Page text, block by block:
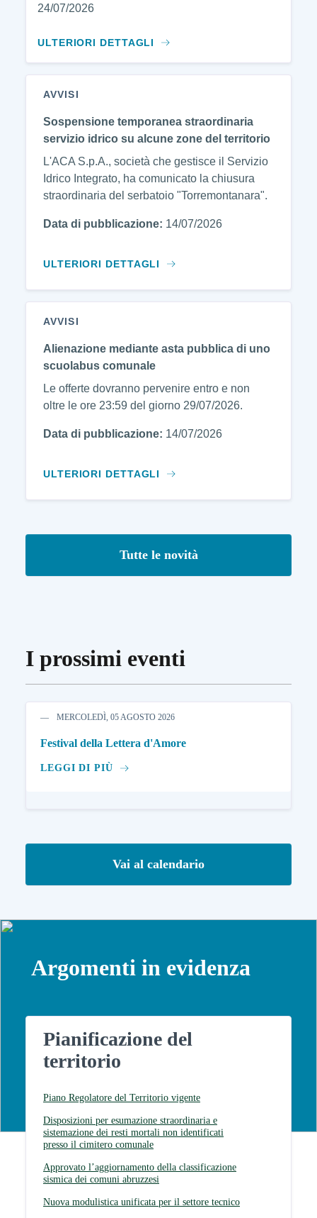
24/07/2026
ULTERIORI DETTAGLI
AVVISI
Sospensione temporanea straordinaria
servizio idrico su alcune zone del territorio
L'ACA S.p.A., società che gestisce il Servizio
Idrico Integrato, ha comunicato la chiusura
straordinaria del serbatoio "Torremontanara".
Data di pubblicazione: 14/07/2026
ULTERIORI DETTAGLI
AVVISI
Alienazione mediante asta pubblica di uno
scuolabus comunale
Le offerte dovranno pervenire entro e non
oltre le ore 23:59 del giorno 29/07/2026.
Data di pubblicazione: 14/07/2026
ULTERIORI DETTAGLI
Tutte le novità
I prossimi eventi
MERCOLEDÌ, 05 AGOSTO 2026
Festival della Lettera d'Amore
LEGGI DI PIÙ
Vai al calendario
Argomenti in evidenza
Pianificazione del
territorio
Piano Regolatore del Territorio vigente
Disposizioni per esumazione straordinaria e
sistemazione dei resti mortali non identificati
presso il cimitero comunale
Approvato l’aggiornamento della classificazione
sismica dei comuni abruzzesi
Nuova modulistica unificata per il settore tecnico